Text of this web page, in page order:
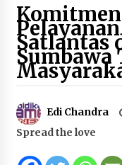
Kec. Plampang, Polres
Proses Penyelidikan
4 minggu ago
Anggota Satlantas
Administrasi
4 minggu ago
Ny. Selvi Gibran Ketua
Satlantas
Sumbawa
Edi Chandra
Spread the love